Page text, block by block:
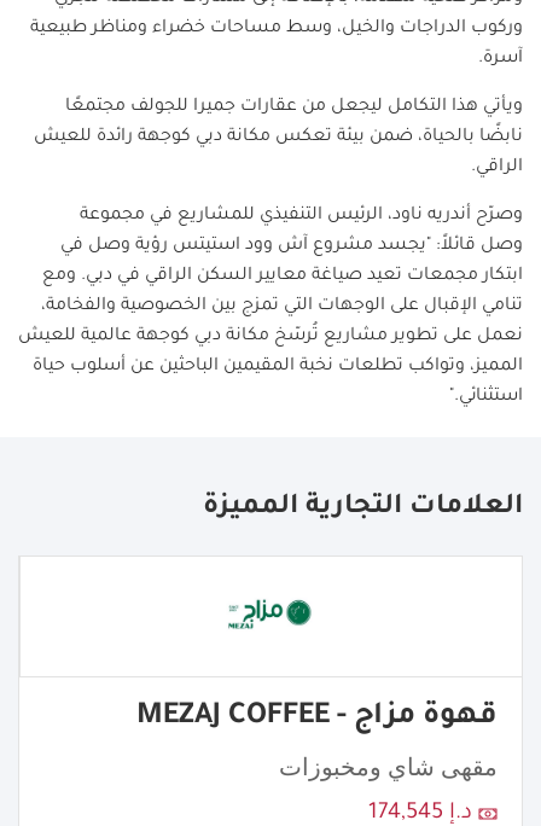
وركوب الدراجات والخيل، وسط مساحات خضراء ومناظر طبيعية
آسرة.
ويأتي هذا التكامل ليجعل من عقارات جميرا للجولف مجتمعًا
نابضًا بالحياة، ضمن بيئة تعكس مكانة دبي كوجهة رائدة للعيش
الراقي.
وصرّح أندريه ناود، الرئيس التنفيذي للمشاريع في مجموعة
وصل قائلاً: "يجسد مشروع آش وود استيتس رؤية وصل في
ابتكار مجمعات تعيد صياغة معايير السكن الراقي في دبي. ومع
تنامي الإقبال على الوجهات التي تمزج بين الخصوصية والفخامة،
نعمل على تطوير مشاريع تُرسّخ مكانة دبي كوجهة عالمية للعيش
المميز، وتواكب تطلعات نخبة المقيمين الباحثين عن أسلوب حياة
استثنائي."
العلامات التجارية المميزة
قهوة مزاج - MEZAJ COFFEE
مقهى شاي ومخبوزات
د.إ 174,545